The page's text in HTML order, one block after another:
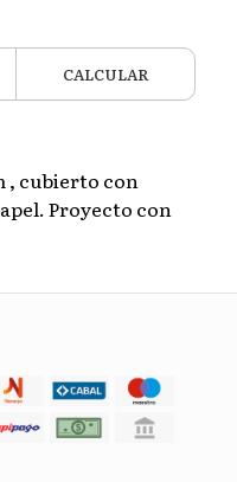
CALCULAR
, cubierto con
Proyecto con